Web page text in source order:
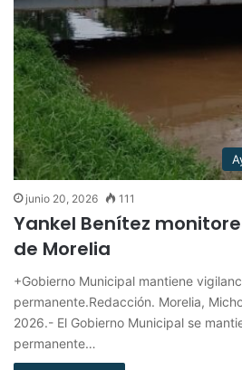
junio 20, 2026 111
Yankel Benítez
de Morelia
+Gobierno Municipal mantiene
permanente.Redacción. Morelia,
2026.- El Gobierno Municipal se
permanente…